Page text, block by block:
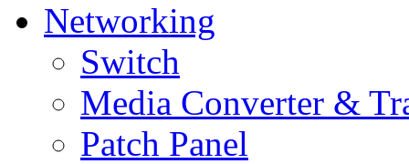
Networking
Switch
Media Converter &
Patch Panel